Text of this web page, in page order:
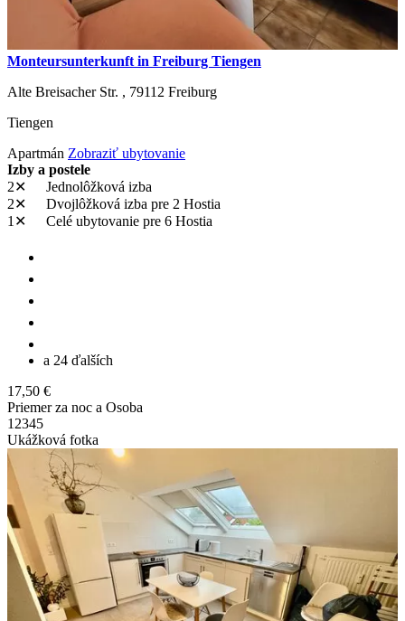
Monteursunterkunft in Freiburg Tiengen
Alte Breisacher Str. , 79112 Freiburg
Tiengen
Apartmán Zobraziť ubytovanie
Izby a postele
2✕
Jednolôžková izba
2✕
Dvojlôžková izba pre 2 Hostia
1✕
Celé ubytovanie pre 6 Hostia
a 24 ďalších
17,50 €
Priemer za noc a Osoba
1 2345
Ukážková fotka